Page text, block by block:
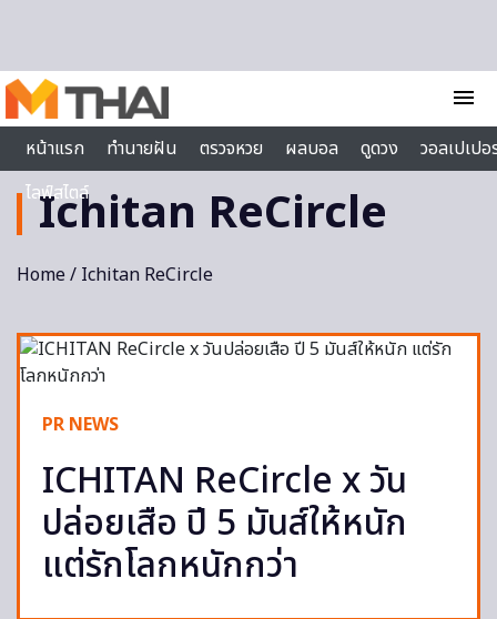
menu
หน้าแรก
ทำนายฝัน ตรวจหวย ผลบอล ดูดวง
วอลเปเป
ไลฟ์สไตล์
Ichitan ReCircle
Home/ Ichitan ReCircle
PR NEWS
ICHITAN ReCircle x วัน
ปล่อยเสือ ปี 5 มันส์ให้หนัก
แต่รักโลกหนักกว่า